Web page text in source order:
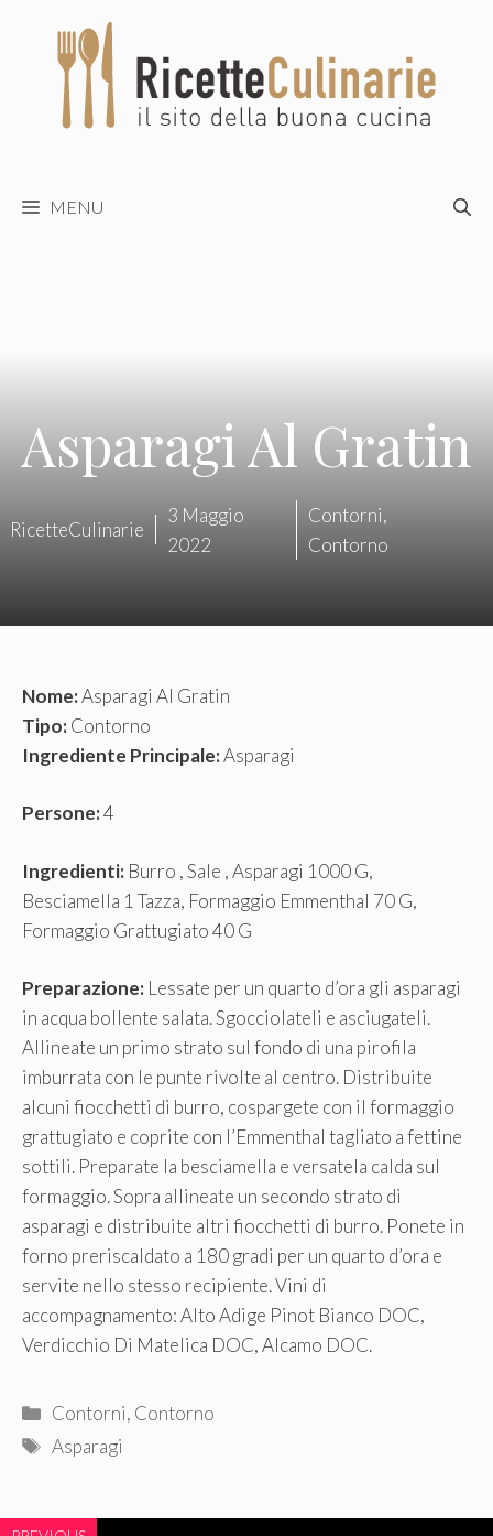
contenuto
MENU
Asparagi Al Gratin
RicetteCulinarie
3 Maggio
2022
Contorni,
Contorno
Nome:Asparagi Al Gratin
Tipo:Contorno
Ingrediente Principale:Asparagi
Persone:4
Ingredienti: Burro , Sale , Asparagi 1000 G,
Besciamella 1 Tazza, Formaggio Emmenthal 70 G,
Formaggio Grattugiato 40 G
Preparazione: Lessate per un quarto d’ora gli asparagi
in acqua bollente salata. Sgocciolateli e asciugateli.
Allineate un primo strato sul fondo di una pirofila
imburrata con le punte rivolte al centro. Distribuite
alcuni fiocchetti di burro, cospargete con il formaggio
grattugiato e coprite con l’Emmenthal tagliato a fettine
sottili. Preparate la besciamella e versatela calda sul
formaggio. Sopra allineate un secondo strato di
asparagi e distribuite altri fiocchetti di burro. Ponete in
forno preriscaldato a 180 gradi per un quarto d’ora e
servite nello stesso recipiente. Vini di
accompagnamento: Alto Adige Pinot Bianco DOC,
Verdicchio Di Matelica DOC, Alcamo DOC.
Categorie
Contorni, Contorno
Tag
Asparagi